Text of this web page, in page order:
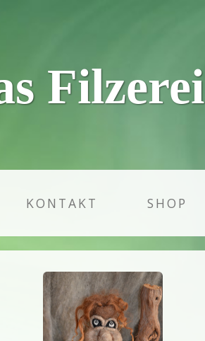
Filzerei
KONTAKT SHOP